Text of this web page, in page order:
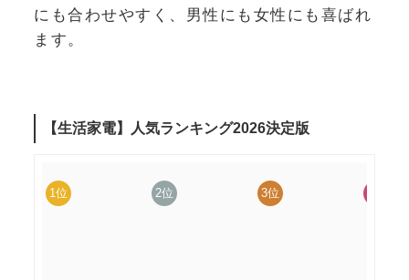
にも合わせやすく、男性にも女性にも喜ばれ
ます。